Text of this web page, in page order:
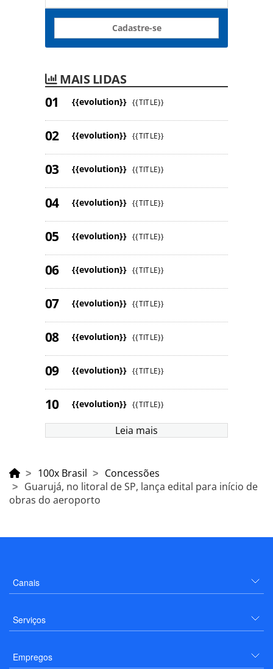
Cadastre-se
MAIS LIDAS
{{evolution}} {{TITLE}}
{{evolution}} {{TITLE}}
{{evolution}} {{TITLE}}
{{evolution}} {{TITLE}}
{{evolution}} {{TITLE}}
{{evolution}} {{TITLE}}
{{evolution}} {{TITLE}}
{{evolution}} {{TITLE}}
{{evolution}} {{TITLE}}
{{evolution}} {{TITLE}}
Leia mais
100x Brasil
Concessões
Guarujá, no litoral de SP, lança edital para início de
obras do aeroporto
Canais
Serviços
Empregos